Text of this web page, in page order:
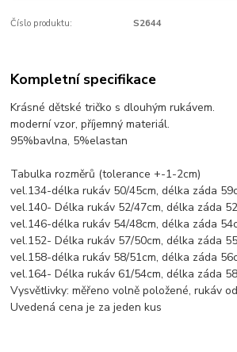
Číslo produktu: S2644
Kompletní specifikace
Krásné dětské tričko s dlouhým rukávem.
moderní vzor, příjemný materiál.
95%bavlna, 5%elastan
Tabulka rozměrů (tolerance +-1-2cm)
vel.134-délka rukáv 50/45cm, délka záda
vel.140- Délka rukáv 52/47cm, délka záda
vel.146-délka rukáv 54/48cm, délka záda
vel.152- Délka rukáv 57/50cm, délka záda
vel.158-délka rukáv 58/51cm, délka záda
vel.164- Délka rukáv 61/54cm, délka záda
Vysvětlivky: měřeno volně položené, rukáv
Uvedená cena je za jeden kus